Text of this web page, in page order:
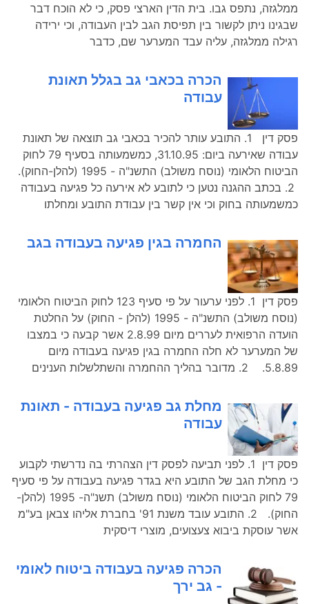
ממלגזה, נתפס גבו. בית הדין הארצי פסק, כי לא הוכח דבר
שבגינו ניתן לקשור בין תפיסת הגב לבין העבודה, וכי ירידה
רגילה ממלגזה, עליה עבד המערער שם, כדבר
הכרה בכאבי גב בגלל תאונת
עבודה
פסק דין 1. התובע עותר להכיר בכאבי גב תוצאה של תאונת
עבודה שאירעה ביום: 31.10.95, כמשמעותה בסעיף 79 לחוק
הביטוח הלאומי (נוסח משולב) התשנ"ה - 1995 (להלן-החוק).
2. בכתב ההגנה נטען כי לתובע לא אירעה כל פגיעה בעבודה
כמשמעותה בחוק וכי אין קשר בין עבודת התובע ומחלתו
החמרה בגין פגיעה בעבודה בגב
פסק דין 1. לפני ערעור על פי סעיף 123 לחוק הביטוח הלאומי
(נוסח משולב) התשנ"ה - 1995 (להלן - החוק) על החלטת
הועדה הרפואית לעררים מיום 2.8.99 אשר קבעה כי במצבו
של המערער לא חלה החמרה בגין פגיעה בעבודה מיום
5.8.89. 2. מדובר בהליך ההחמרה והשתלשלות הענינים
מחלת גב פגיעה בעבודה - תאונת
עבודה
פסק דין 1. לפני תביעה לפסק דין הצהרתי בה נדרשתי לקבוע
כי מחלת הגב של התובע היא בגדר פגיעה בעבודה על פי סעיף
79 לחוק הביטוח הלאומי (נוסח משולב) תשנ"ה- 1995 (להלן-
החוק). 2. התובע עובד משנת 91' בחברת אליהו צבאן בע"מ
אשר עוסקת ביבוא צעצועים, מוצרי דיסקית
הכרה פגיעה בעבודה ביטוח לאומי
- גב ירך